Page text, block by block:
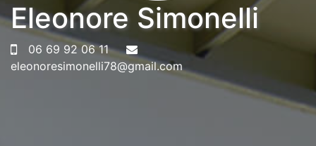
Eleonore Simonelli
06 69 92 06 11
eleonoresimonelli78@gmail.com